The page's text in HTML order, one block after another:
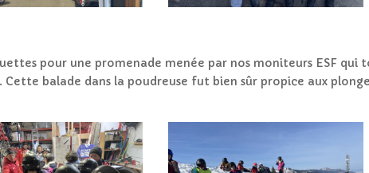
pour une promenade menée par nos moniteurs ESF
balade dans la poudreuse fut bien sûr propice aux